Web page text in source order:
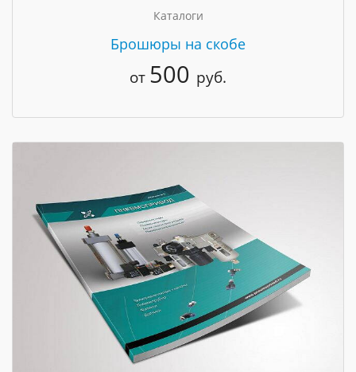
Каталоги
Брошюры на скобе
от 500 руб.